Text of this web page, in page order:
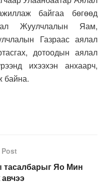
байгаа бөгөөд
Жуулчлалын Яам,
Газраас аялал
дотоодын аялал
ихээхэн анхаарч,
байна.
тасалбарыг Яо Мин